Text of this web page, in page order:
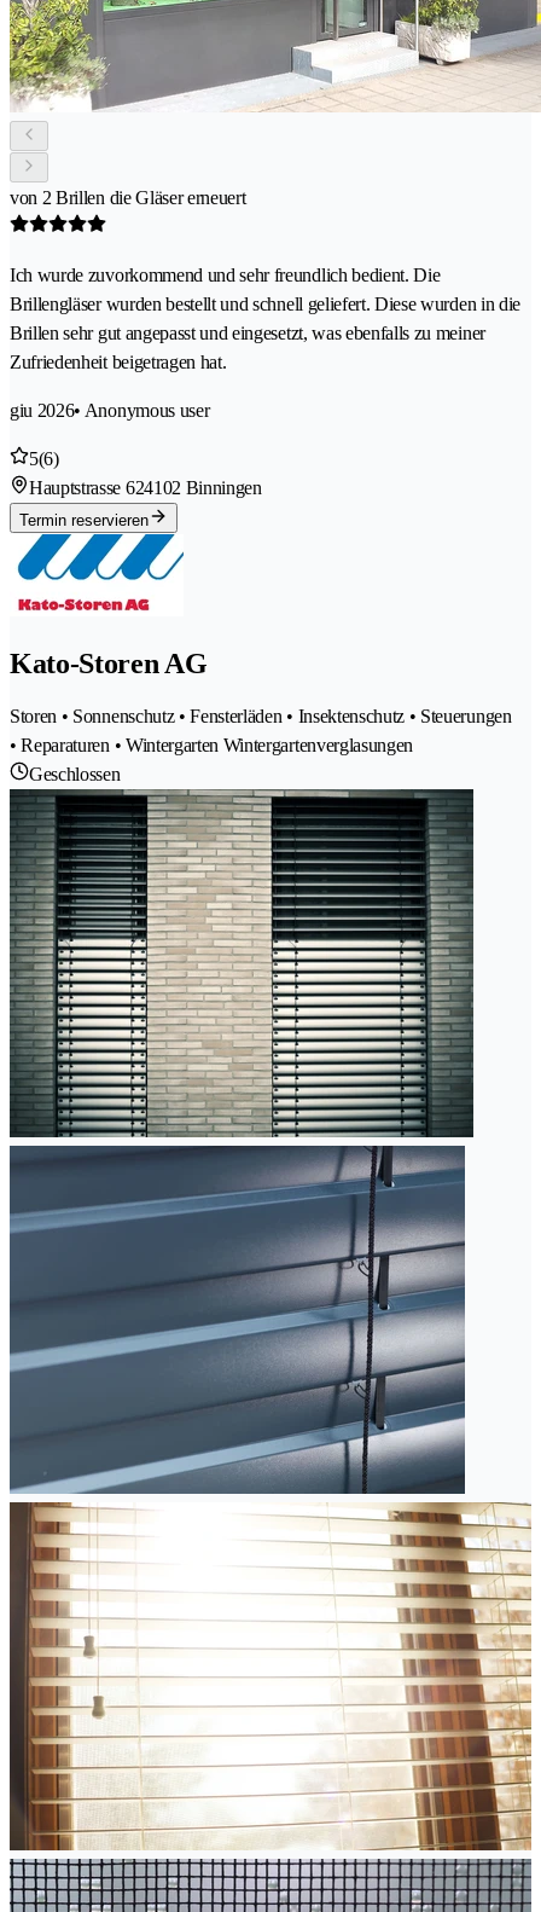
von 2 Brillen die Gläser erneuert
Ich wurde zuvorkommend und sehr freundlich bedient. Die
Brillengläser wurden bestellt und schnell geliefert. Diese wurden in die
Brillen sehr gut angepasst und eingesetzt, was ebenfalls zu meiner
Zufriedenheit beigetragen hat.
giu 2026• Anonymous user
5(6)
Hauptstrasse 624102 Binningen
Termin reservieren
Kato-Storen AG
Storen • Sonnenschutz • Fensterläden • Insektenschutz • Steuerungen
• Reparaturen • Wintergarten Wintergartenverglasungen
Geschlossen